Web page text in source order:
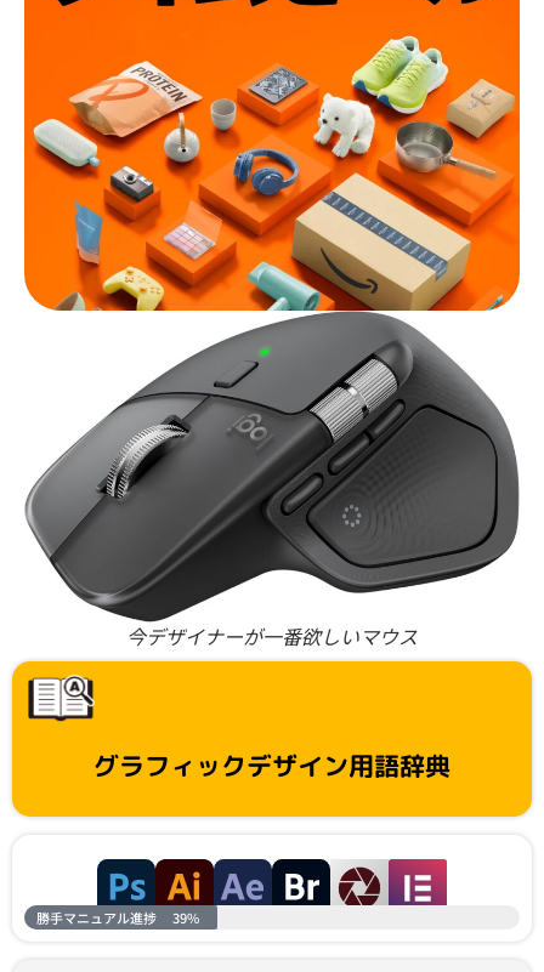
今デザイナーが一番欲しいマウス
グラフィックデザイン用語辞典
勝手マニュアル進捗 39%